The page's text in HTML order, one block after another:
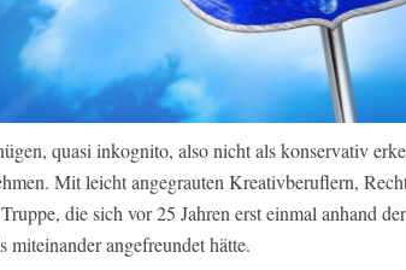
quasi inkognito, also nicht als konservativ
Mit leicht angegrauten Kreativberuflern,
die sich vor 25 Jahren erst einmal anhand
angefreundet hätte.